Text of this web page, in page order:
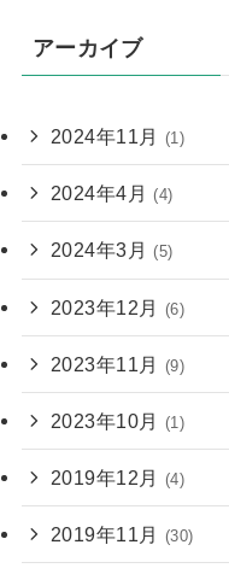
アーカイブ
2024年11月 (1)
2024年4月 (4)
2024年3月 (5)
2023年12月 (6)
2023年11月 (9)
2023年10月 (1)
2019年12月 (4)
2019年11月 (30)